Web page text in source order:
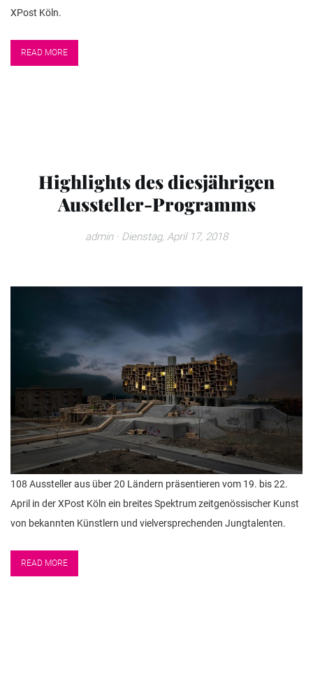
XPost Köln.
READ MORE
Highlights des diesjährigen
Aussteller-Programms
admin· Dienstag, April 17, 2018
108 Aussteller aus über 20 Ländern präsentieren vom 19. bis 22.
April in der XPost Köln ein breites Spektrum zeitgenössischer Kunst
von bekannten Künstlern und vielversprechenden Jungtalenten.
READ MORE